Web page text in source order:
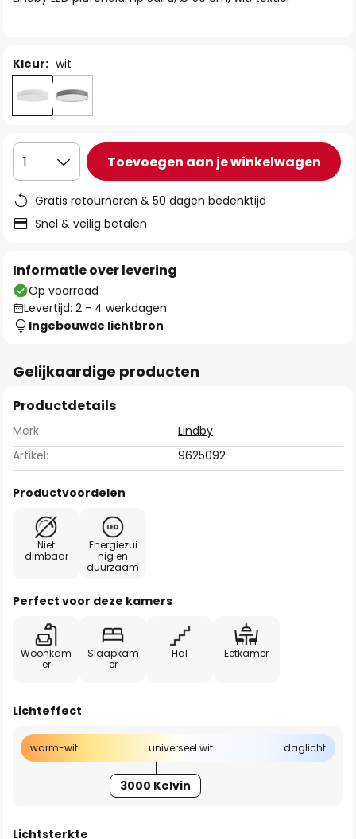
Kleur: wit
1 Toevoegen aan je winkelwagen
Gratis retourneren & 50 dagen bedenktijd
Snel & veilig betalen
Informatie over levering
Op voorraad
Levertijd: 2 - 4 werkdagen
Ingebouwde lichtbron
Gelijkaardige producten
Productdetails
Merk
Lindby
Artikel:
9625092
Productvoordelen
Niet
dimbaar
Energiezui
nig en
duurzaam
Perfect voor deze kamers
Woonkam
er
Slaapkam
er
Hal Eetkamer
Lichteffect
warm-wit universeel wit daglicht
3000 Kelvin
Lichtsterkte